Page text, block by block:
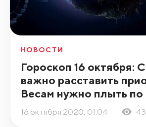
НОВОСТИ
Гороскоп 16 октября:
важно расставить
Весам нужно плыть
16 октября 2020, 01:04